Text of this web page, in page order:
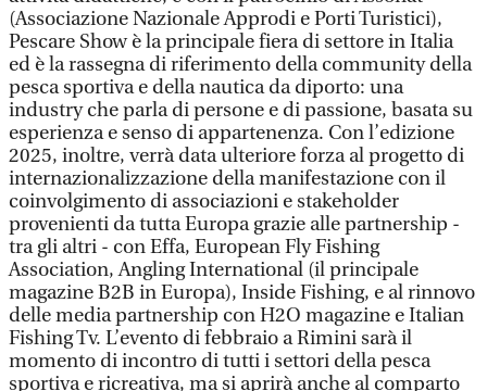
(Associazione Nazionale Approdi e Porti Turistici),
Pescare Show è la principale fiera di settore in Italia
ed è la rassegna di riferimento della community della
pesca sportiva e della nautica da diporto: una
industry che parla di persone e di passione, basata su
esperienza e senso di appartenenza. Con l’edizione
2025, inoltre, verrà data ulteriore forza al progetto di
internazionalizzazione della manifestazione con il
coinvolgimento di associazioni e stakeholder
provenienti da tutta Europa grazie alle partnership -
tra gli altri - con Effa, European Fly Fishing
Association, Angling International (il principale
magazine B2B in Europa), Inside Fishing, e al rinnovo
delle media partnership con H2O magazine e Italian
Fishing Tv. L’evento di febbraio a Rimini sarà il
momento di incontro di tutti i settori della pesca
sportiva e ricreativa, ma si aprirà anche al comparto